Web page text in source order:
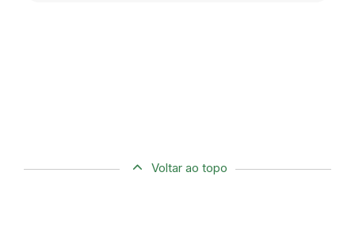
Voltar ao topo